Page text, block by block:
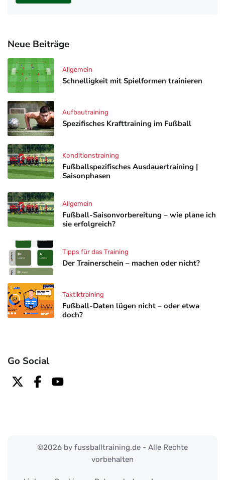
Neue Beiträge
Schnelligkeit mit Spielformen trainieren
Allgemein
Spezifisches Krafttraining im Fußball
Aufbautraining
Fußballspezifisches Ausdauertraining |
Saisonphasen
Konditionstraining
Fußball-Saisonvorbereitung – wie plane ich
sie erfolgreich?
Allgemein
Der Trainerschein – machen oder nicht?
Tipps für das Training
Fußball-Daten lügen nicht – oder etwa
doch?
Taktiktraining
Go Social
©2026 by fussballtraining.de - Alle Rechte
vorbehalten